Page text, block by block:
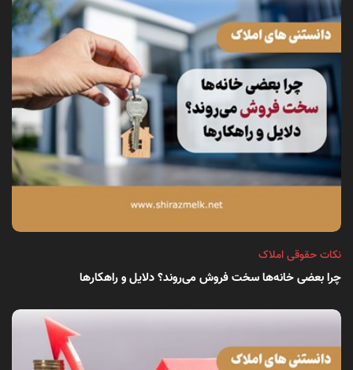
نکات حقوقی املاک
چرا بعضی خانه‌ها سخت فروش می‌روند؟ دلایل و راهکارها